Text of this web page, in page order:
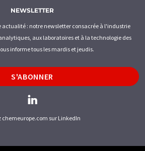
NEWSLETTER
actualité : notre newsletter consacrée à l'industrie
aux laboratoires et à la technologie des
informe tous les mardis et jeudis.
S'ABONNER
chemeurope.com sur LinkedIn